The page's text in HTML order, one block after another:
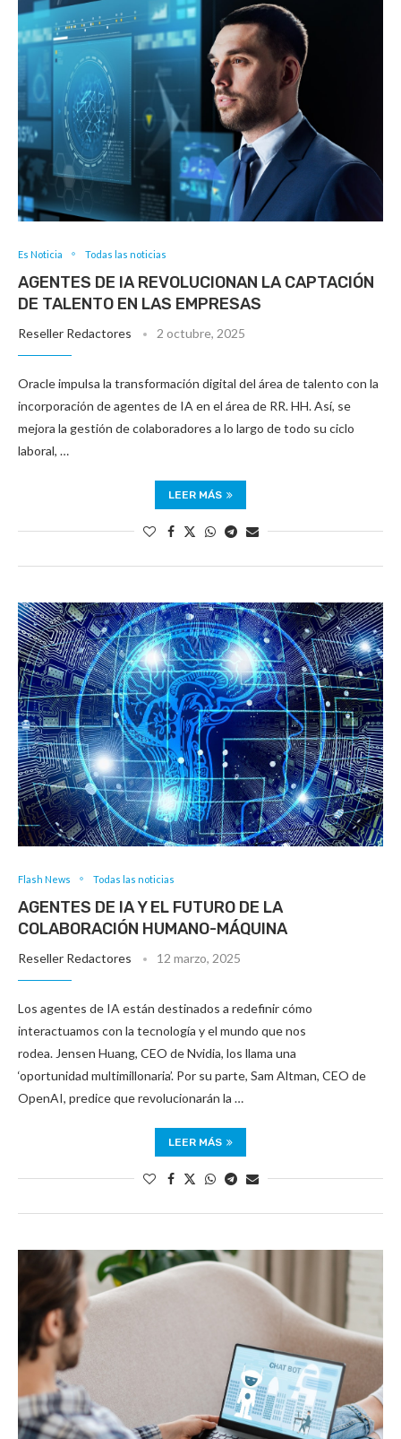
Es Noticia Todas las noticias
AGENTES DE IA REVOLUCIONAN LA CAPTACIÓN
DE TALENTO EN LAS EMPRESAS
Reseller Redactores 2 octubre, 2025
Oracle impulsa la transformación digital del área de talento con la
incorporación de agentes de IA en el área de RR. HH. Así, se
mejora la gestión de colaboradores a lo largo de todo su ciclo
laboral, …
LEER MÁS
Flash News Todas las noticias
AGENTES DE IA Y EL FUTURO DE LA
COLABORACIÓN HUMANO-MÁQUINA
Reseller Redactores 12 marzo, 2025
Los agentes de IA están destinados a redefinir cómo
interactuamos con la tecnología y el mundo que nos
rodea. Jensen Huang, CEO de Nvidia, los llama una
‘oportunidad multimillonaria’. Por su parte, Sam Altman, CEO de
OpenAI, predice que revolucionarán la …
LEER MÁS